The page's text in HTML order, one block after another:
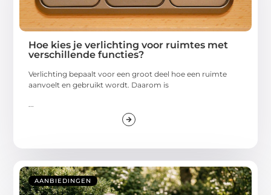
Hoe kies je verlichting voor ruimtes met
verschillende functies?
Verlichting bepaalt voor een groot deel hoe een ruimte
aanvoelt en gebruikt wordt. Daarom is
...
AANBIEDINGEN